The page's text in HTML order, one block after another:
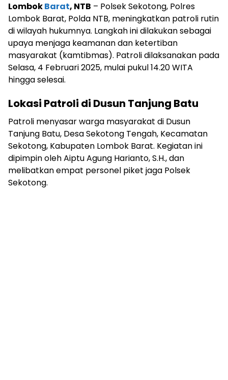
LombokBarat, NTB – Polsek Sekotong, Polres
Lombok Barat, Polda NTB, meningkatkan patroli rutin
di wilayah hukumnya. Langkah ini dilakukan sebagai
upaya menjaga keamanan dan ketertiban
masyarakat (kamtibmas). Patroli dilaksanakan pada
Selasa, 4 Februari 2025, mulai pukul 14.20 WITA
hingga selesai.
Lokasi Patroli di Dusun Tanjung Batu
Patroli menyasar warga masyarakat di Dusun
Tanjung Batu, Desa Sekotong Tengah, Kecamatan
Sekotong, Kabupaten Lombok Barat. Kegiatan ini
dipimpin oleh Aiptu Agung Harianto, S.H., dan
melibatkan empat personel piket jaga Polsek
Sekotong.